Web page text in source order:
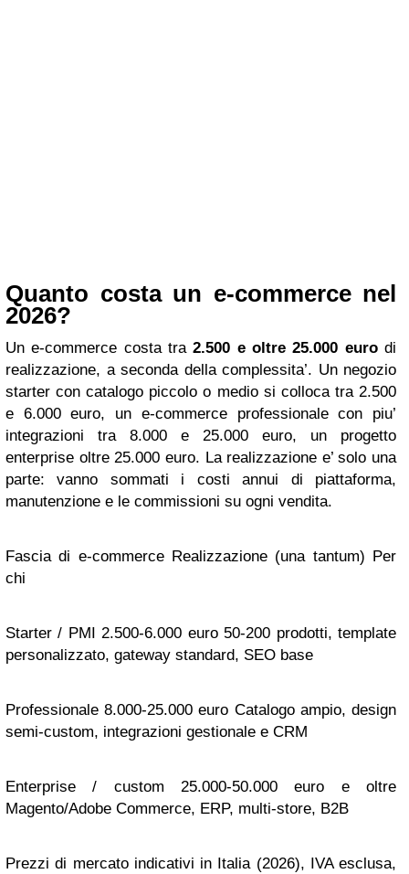
Quanto costa un e-commerce nel
2026?
Un e-commerce costa tra2.500 e oltre 25.000 eurodi
realizzazione, a seconda della complessita’. Un negozio
starter con catalogo piccolo o medio si colloca tra 2.500
e 6.000 euro, un e-commerce professionale con piu’
integrazioni tra 8.000 e 25.000 euro, un progetto
enterprise oltre 25.000 euro. La realizzazione e’ solo una
parte: vanno sommati i costi annui di piattaforma,
manutenzione e le commissioni su ogni vendita.
Fascia di e-commerce Realizzazione (una tantum) Per
chi
Starter / PMI 2.500-6.000 euro 50-200 prodotti, template
personalizzato, gateway standard, SEO base
Professionale 8.000-25.000 euro Catalogo ampio, design
semi-custom, integrazioni gestionale e CRM
Enterprise / custom 25.000-50.000 euro e oltre
Magento/Adobe Commerce, ERP, multi-store, B2B
Prezzi di mercato indicativi in Italia (2026), IVA esclusa,